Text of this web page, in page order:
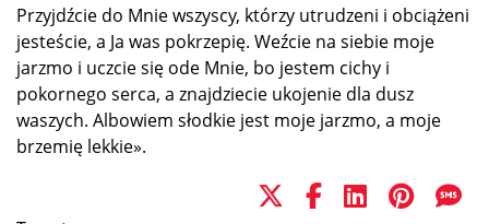
Przyjdźcie do Mnie wszyscy, którzy utrudzeni i obciążeni
jesteście, a Ja was pokrzepię. Weźcie na siebie moje
jarzmo i uczcie się ode Mnie, bo jestem cichy i
pokornego serca, a znajdziecie ukojenie dla dusz
waszych. Albowiem słodkie jest moje jarzmo, a moje
brzemię lekkie».